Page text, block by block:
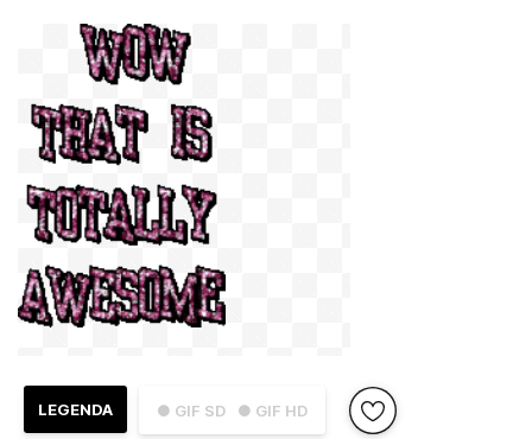
● GIF SD ● GIF HD
LEGENDA